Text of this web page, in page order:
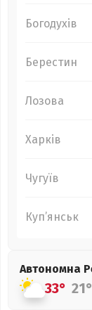
Богодухів
Берестин
Лозова
Харків
Чугуїв
Куп’янськ
Автономна
33° 21°